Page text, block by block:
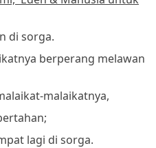
di sorga.
berperang melawan
malaikatnya,
lagi di sorga.